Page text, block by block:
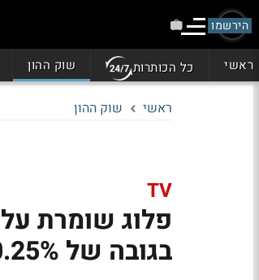
הירשמו
ראשי כל הכותרות שוק ההון
ראשי שוק ההון
TV
פלוג שומרת
בגובה של 0.25%